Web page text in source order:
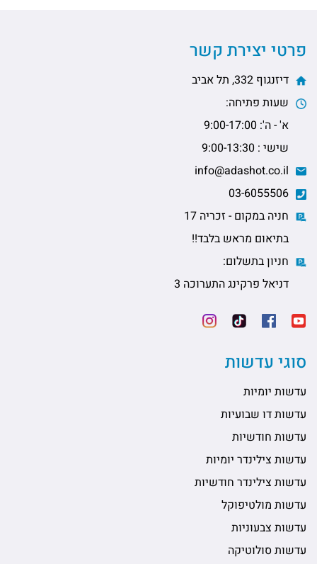
פרטי יצירת קשר
דיזנגוף 332, תל אביב
שעות פתיחה:
א' - ה': 9:00-17:00
שישי : 9:00-13:30
חניה במקום - זכריה 17
בתיאום מראש בלבד!!
חניון בתשלום:
דניאל פרקינג התערוכה 3
סוגי עדשות
עדשות יומיות
עדשות דו שבועיות
עדשות חודשיות
עדשות צילינדר יומיות
עדשות צילינדר חודשיות
עדשות מולטיפוקל
עדשות צבעוניות
עדשות סולוטיקה